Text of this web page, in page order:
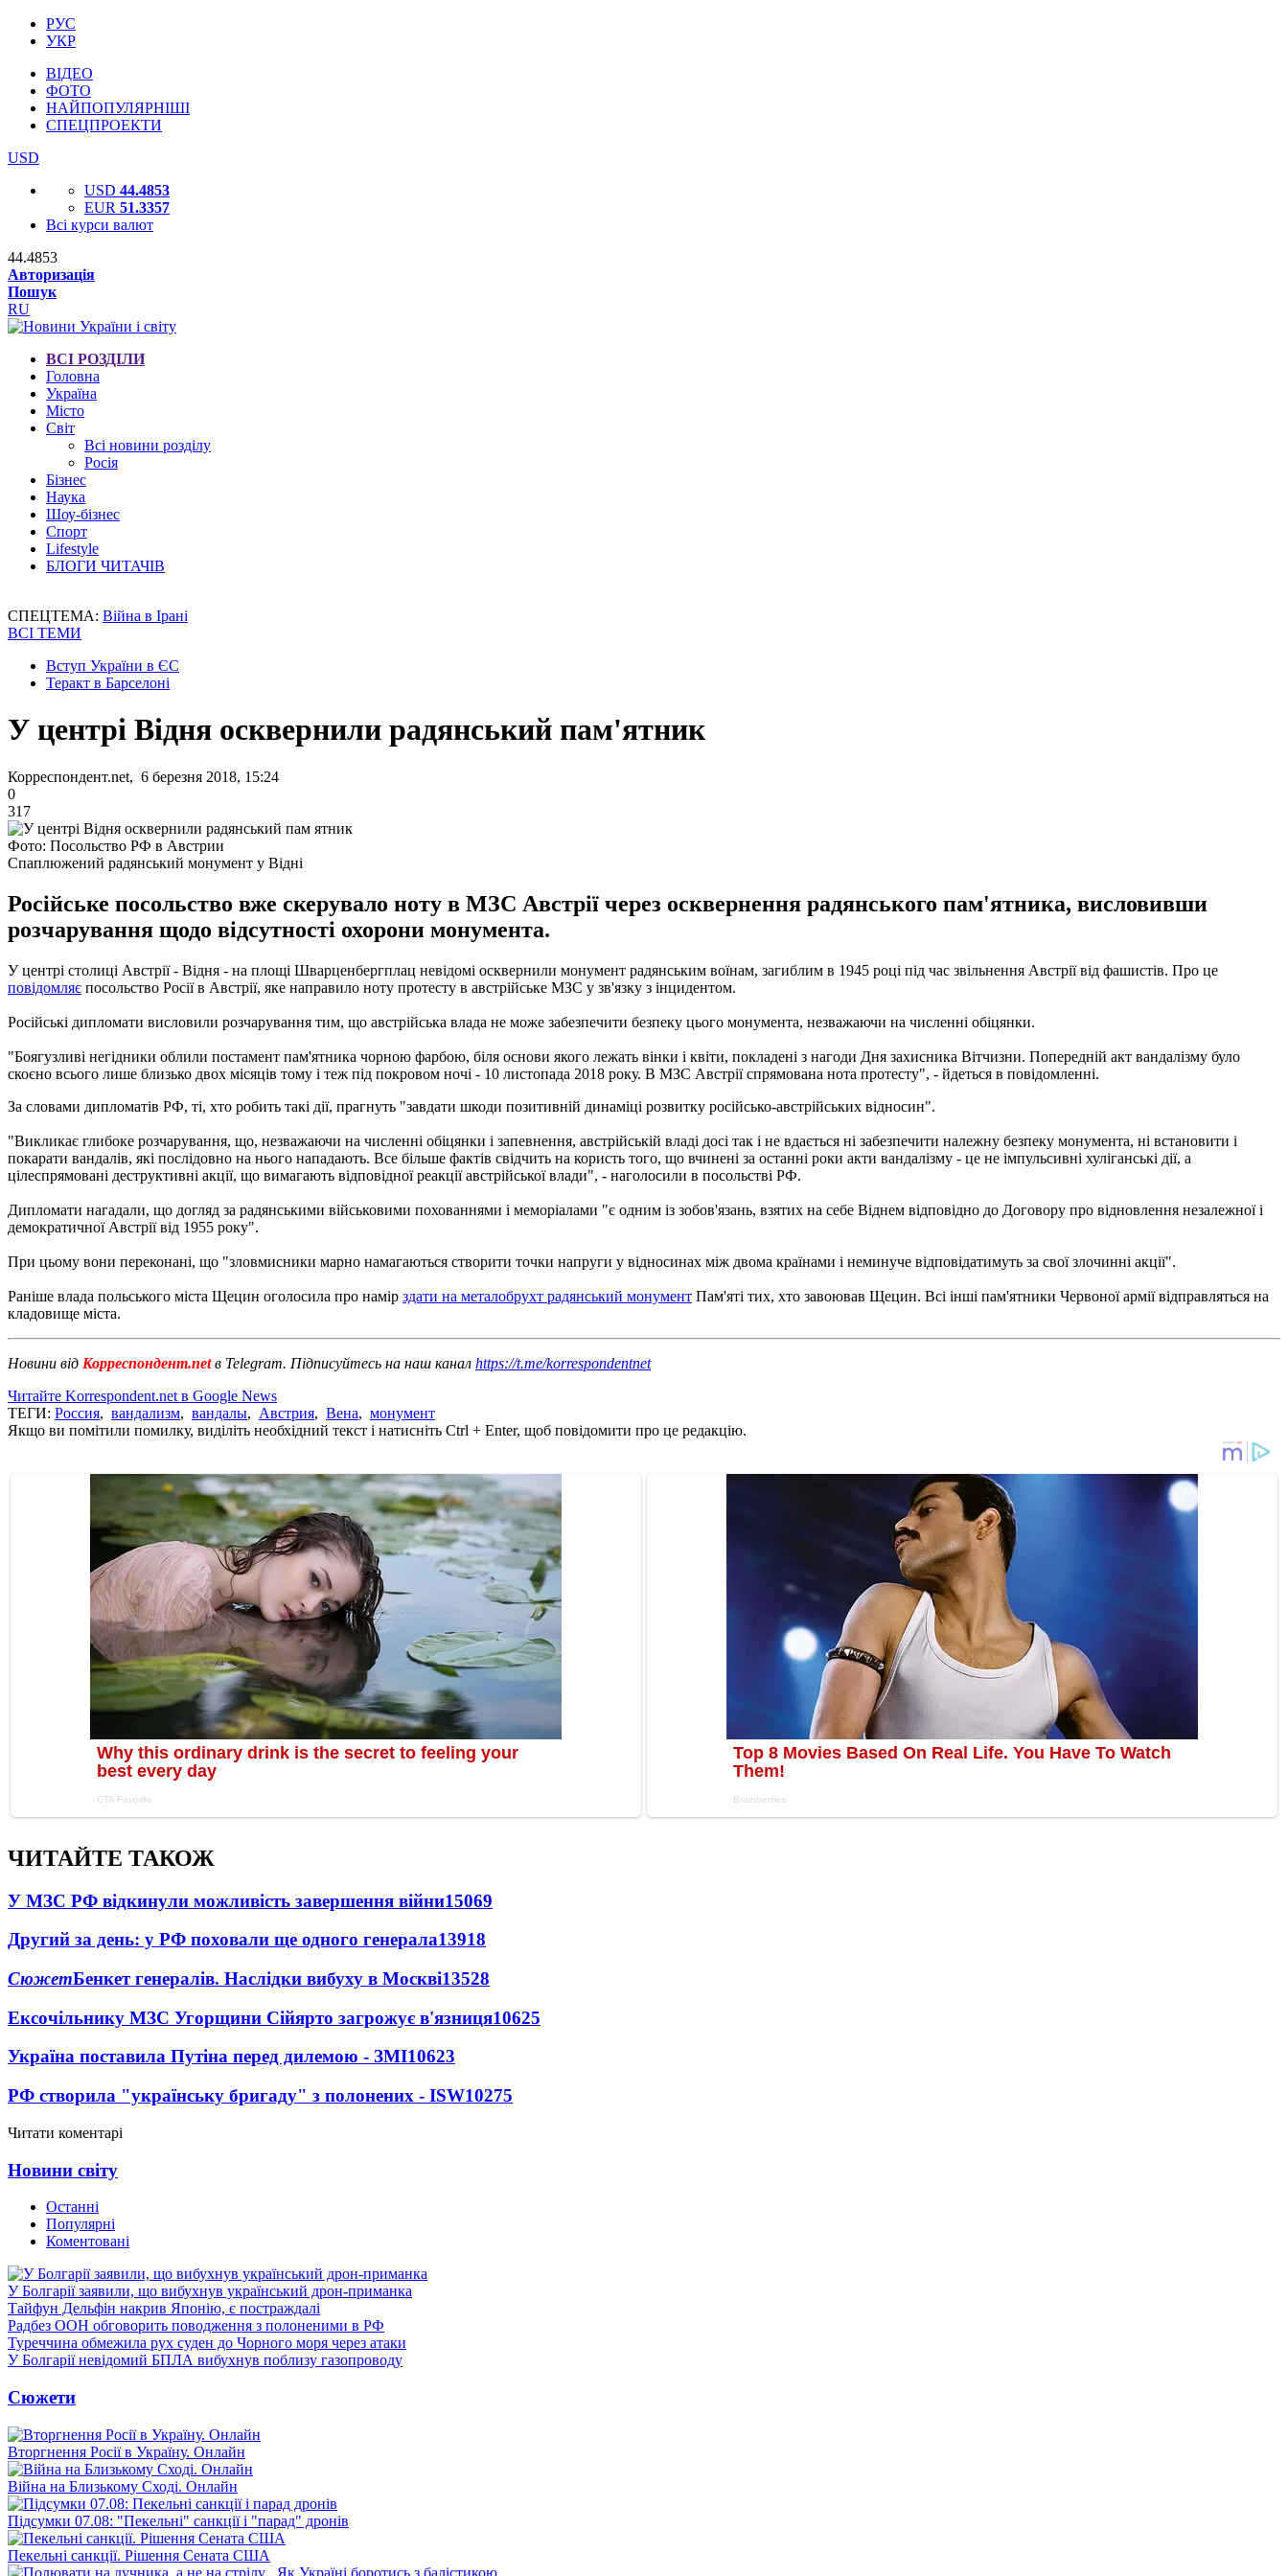
РУС
УКР
ВІДЕО
ФОТО
НАЙПОПУЛЯРНІШІ
СПЕЦПРОЕКТИ
USD
USD 44.4853
EUR 51.3357
Всі курси валют
44.4853
Авторизація
Пошук
RU
ВСІ РОЗДІЛИ
Головна
Україна
Місто
Світ
Всі новини розділу
Росія
Бізнес
Наука
Шоу-бізнес
Спорт
Lifestyle
БЛОГИ ЧИТАЧІВ
СПЕЦТЕМА: Війна в Ірані
ВСІ ТЕМИ
Вступ України в ЄС
Теракт в Барселоні
У центрі Відня осквернили радянський пам'ятник
Корреспондент.net, 6 березня 2018, 15:24
0
317
Фото: Посольство РФ в Австрии
Спаплюжений радянський монумент у Відні
Російське посольство вже скерувало ноту в МЗС Австрії через осквернення радянського пам'ятника, висловивши
розчарування щодо відсутності охорони монумента.
У центрі столиці Австрії - Відня - на площі Шварценбергплац невідомі осквернили монумент радянським воїнам, загиблим в 1945 році під час звільнення Австрії від фашистів. Про це
повідомляє посольство Росії в Австрії, яке направило ноту протесту в австрійське МЗС у зв'язку з інцидентом.
Російські дипломати висловили розчарування тим, що австрійська влада не може забезпечити безпеку цього монумента, незважаючи на численні обіцянки.
"Боягузливі негідники облили постамент пам'ятника чорною фарбою, біля основи якого лежать вінки і квіти, покладені з нагоди Дня захисника Вітчизни. Попередній акт вандалізму було
скоєно всього лише близько двох місяців тому і теж під покровом ночі - 10 листопада 2018 року. В МЗС Австрії спрямована нота протесту", - йдеться в повідомленні.
За словами дипломатів РФ, ті, хто робить такі дії, прагнуть "завдати шкоди позитивній динаміці розвитку російсько-австрійських відносин".
"Викликає глибоке розчарування, що, незважаючи на численні обіцянки і запевнення, австрійській владі досі так і не вдається ні забезпечити належну безпеку монумента, ні встановити і
покарати вандалів, які послідовно на нього нападають. Все більше фактів свідчить на користь того, що вчинені за останні роки акти вандалізму - це не імпульсивні хуліганські дії, а
цілеспрямовані деструктивні акції, що вимагають відповідної реакції австрійської влади", - наголосили в посольстві РФ.
Дипломати нагадали, що догляд за радянськими військовими похованнями і меморіалами "є одним із зобов'язань, взятих на себе Віднем відповідно до Договору про відновлення незалежної і
демократичної Австрії від 1955 року".
При цьому вони переконані, що "зловмисники марно намагаються створити точки напруги у відносинах між двома країнами і неминуче відповідатимуть за свої злочинні акції".
Раніше влада польського міста Щецин оголосила про намір здати на металобрухт радянський монумент Пам'яті тих, хто завоював Щецин. Всі інші пам'ятники Червоної армії відправляться на
кладовище міста.
Новини від Корреспондент.netв Telegram. Підписуйтесь на наш канал https://t.me/korrespondentnet
Читайте Korrespondent.net в Google News
ТЕГИ: Россия, вандализм, вандалы, Австрия, Вена, монумент
Якщо ви помітили помилку, виділіть необхідний текст і натисніть Ctrl + Enter, щоб повідомити про це редакцію.
ЧИТАЙТЕ ТАКОЖ
У МЗС РФ відкинули можливість завершення війни15069
Другий за день: у РФ поховали ще одного генерала13918
СюжетБенкет генералів. Наслідки вибуху в Москві13528
Ексочільнику МЗС Угорщини Сійярто загрожує в'язниця10625
Україна поставила Путіна перед дилемою - ЗМІ10623
РФ створила "українську бригаду" з полонених - ISW10275
Читати коментарі
Новини світу
Останні
Популярні
Коментовані
У Болгарії заявили, що вибухнув український дрон-приманка
Тайфун Дельфін накрив Японію, є постраждалі
Радбез ООН обговорить поводження з полоненими в РФ
Туреччина обмежила рух суден до Чорного моря через атаки
У Болгарії невідомий БПЛА вибухнув поблизу газопроводу
Сюжети
Вторгнення Росії в Україну. Онлайн
Війна на Близькому Сході. Онлайн
Підсумки 07.08: "Пекельні" санкції і "парад" дронів
Пекельні санкції. Рішення Сената США